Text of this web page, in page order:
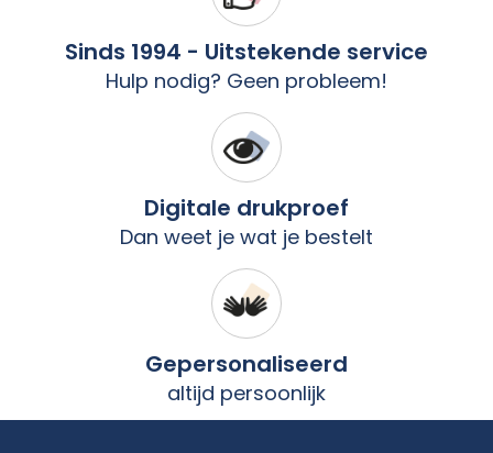
Sinds 1994 - Uitstekende service
Hulp nodig? Geen probleem!
Digitale drukproef
Dan weet je wat je bestelt
Gepersonaliseerd
altijd persoonlijk